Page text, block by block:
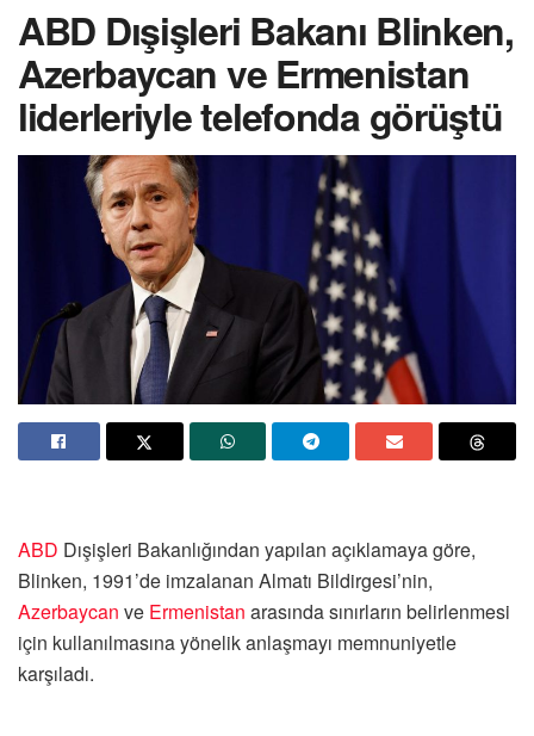
ABD Dışişleri Bakanı Blinken,
Azerbaycan ve Ermenistan
liderleriyle telefonda görüştü
ABD Dışişleri Bakanlığından yapılan açıklamaya göre,
Blinken, 1991’de imzalanan Almatı Bildirgesi’nin,
Azerbaycan ve Ermenistan arasında sınırların belirlenmesi
için kullanılmasına yönelik anlaşmayı memnuniyetle
karşıladı.